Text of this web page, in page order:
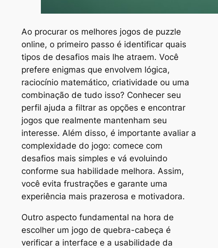
Ao procurar os melhores jogos de puzzle
online, o primeiro passo é identificar quais
tipos de desafios mais lhe atraem. Você
prefere enigmas que envolvem lógica,
raciocínio matemático, criatividade ou uma
combinação de tudo isso? Conhecer seu
perfil ajuda a filtrar as opções e encontrar
jogos que realmente mantenham seu
interesse. Além disso, é importante avaliar a
complexidade do jogo: comece com
desafios mais simples e vá evoluindo
conforme sua habilidade melhora. Assim,
você evita frustrações e garante uma
experiência mais prazerosa e motivadora.
Outro aspecto fundamental na hora de
escolher um jogo de quebra-cabeça é
verificar a interface e a usabilidade da